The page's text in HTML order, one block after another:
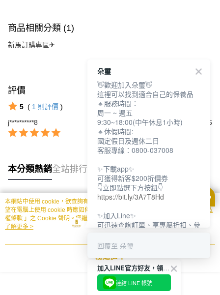
商品相關分類 (1)
新馬訂購專區✈
評價 查看全部
5 ( 1 則評價 )
j**********8
2025/05/06
本分類熱銷全站排行
熱門標籤
本網站中使用 cookie，欲查詢有關本網站使用 cookie 方式之詳情，及若您不希
望在電腦上使用 cookie 時應如何變更電腦的 cookie 設定，請參閱本網站「
隱私
權條款 」之 Cookie 聲明。您繼續使用本網站即表示您同意本公司得按本網站使
用條款之 Cookie 聲明使用 cookie。
了解更多 >
我知道了
加入LINE官方好友，領取$200折價券
連結 LINE 帳號
朵璽
👋歡迎加入朵璽👋
這裡可以找到適合自己的保養品
🔸服務時間：
周一 ~ 週五
9:30~18:00(中午休息1小時)
🔸休假時間:
國定假日及週休二日
客服專線：0800-037008
✨下載app✨
可獲得新客$200折價券
👇立即點選下方按鈕👇
https://bit.ly/3A7T8Hd
✨加入Line✨
可迅速查詢訂單、享專屬折扣、參
👇立即點選下方按鈕👇
✨追蹤IG✨
👇立即點選下方按鈕👇
https://bit.ly/3w8zJm1
回覆至 朵璽